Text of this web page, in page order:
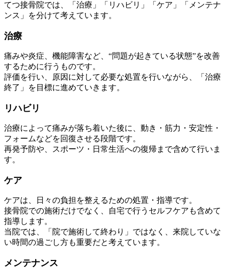
てつ接骨院では、「治療」「リハビリ」「ケア」「メンテナ
ンス」を分けて考えています。
治療
痛みや炎症、機能障害など、“問題が起きている状態”を改善
するために行うものです。
評価を行い、原因に対して必要な処置を行いながら、「治療
終了」を目標に進めていきます。
リハビリ
治療によって痛みが落ち着いた後に、動き・筋力・安定性・
フォームなどを回復させる段階です。
再発予防や、スポーツ・日常生活への復帰まで含めて行いま
す。
ケア
ケアは、日々の負担を整えるための処置・指導です。
接骨院での施術だけでなく、自宅で行うセルフケアも含めて
指導します。
当院では、「院で施術して終わり」ではなく、来院していな
い時間の過ごし方も重要だと考えています。
メンテナンス